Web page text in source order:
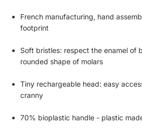
French manufacturing, hand
footprint
Soft bristles: respect the enamel of
rounded shape of molars
Tiny rechargeable head: easy
cranny
70% bioplastic handle - plastic